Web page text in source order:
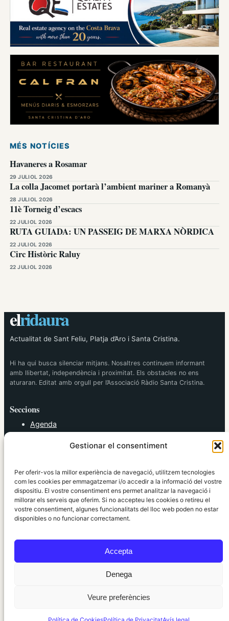
Gestionar el consentiment
Per oferir-vos la millor experiència de navegació, utilitzem tecnologies
com les cookies per emmagatzemar i/o accedir a la informació del vostre
dispositiu. El vostre consentiment ens permet analitzar la navegació i
millorar els serveis que oferim. Si no accepteu les cookies o retireu el
vostre consentiment, algunes funcionalitats del lloc web poden no estar
disponibles o no funcionar correctament.
Accepta
Denega
Veure preferències
MÉS NOTÍCIES
Havaneres a Rosamar
29 JULIOL 2026
La colla Jacomet portarà l’ambient mariner a Romanyà
28 JULIOL 2026
11è Torneig d’escacs
22 JULIOL 2026
RUTA GUIADA: UN PASSEIG DE MARXA NÒRDICA
22 JULIOL 2026
Circ Històric Raluy
22 JULIOL 2026
elridaura
Actualitat de Sant Feliu, Platja d’Aro i Santa Cristina.
Hi ha qui busca silenciar mitjans. Nosaltres continuem informant
amb llibertat, independència i proximitat. Els obstacles no ens
aturaran. Editat amb orgull per l’Associació Ràdio Santa Cristina.
Seccions
Agenda
Política
Societat
Tendències
elRidaura.com